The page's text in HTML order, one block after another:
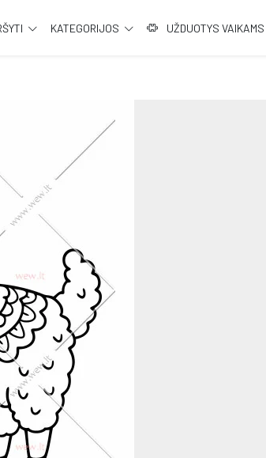
KATEGORIJOS UŽDUOTYS VAIKAMS